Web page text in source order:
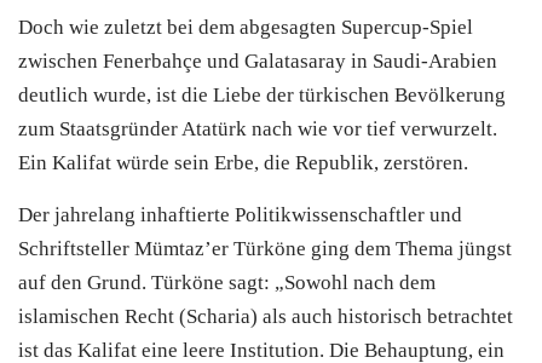
Doch wie zuletzt bei dem abgesagten Supercup-Spiel
zwischen Fenerbahçe und Galatasaray in Saudi-Arabien
deutlich wurde, ist die Liebe der türkischen Bevölkerung
zum Staatsgründer Atatürk nach wie vor tief verwurzelt.
Ein Kalifat würde sein Erbe, die Republik, zerstören.
Der jahrelang inhaftierte Politikwissenschaftler und
Schriftsteller Mümtaz’er Türköne ging dem Thema jüngst
auf den Grund. Türköne sagt: „Sowohl nach dem
islamischen Recht (Scharia) als auch historisch betrachtet
ist das Kalifat eine leere Institution. Die Behauptung, ein